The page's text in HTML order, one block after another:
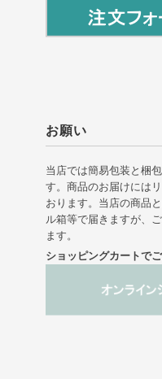
お願い
当店では簡易包装と梱
す。商品のお届けには
おります。当店の商品
ル箱等で届きますが、
ます。
ショッピングカートで